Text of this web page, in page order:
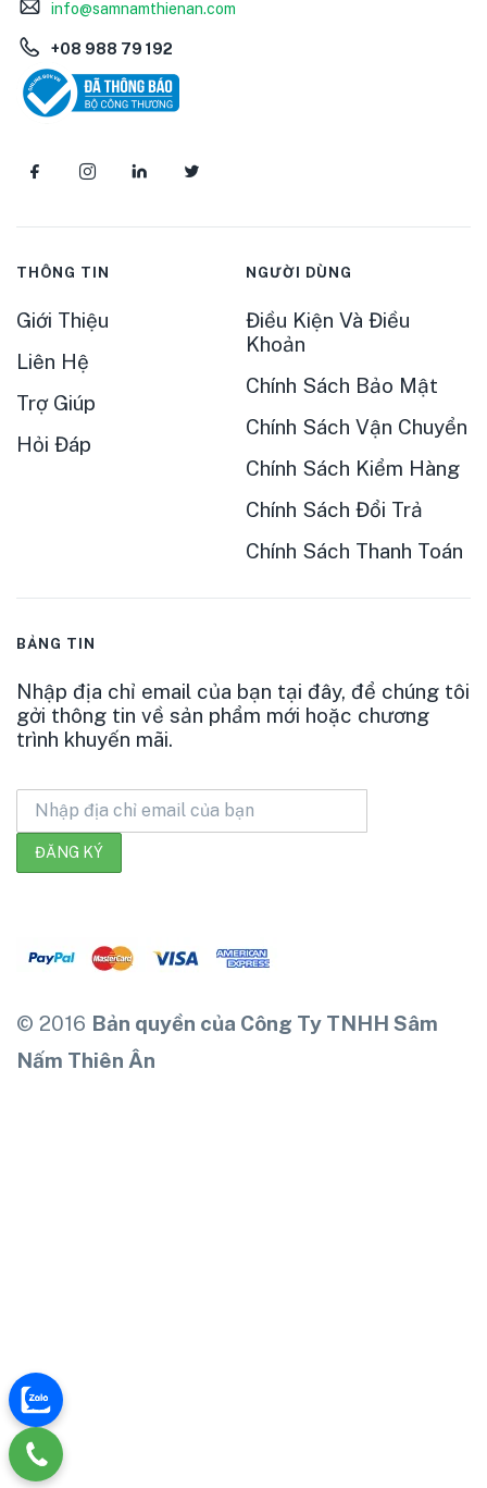
info@samnamthienan.com
+08 988 79 192
THÔNG TIN
Giới Thiệu
Liên Hệ
Trợ Giúp
Hỏi Đáp
NGƯỜI DÙNG
Điều Kiện Và Điều
Khoản
Chính Sách Bảo Mật
Chính Sách Vận Chuyển
Chính Sách Kiểm Hàng
Chính Sách Đổi Trả
Chính Sách Thanh Toán
BẢNG TIN
Nhập địa chỉ email của bạn tại đây, để chúng tôi
gởi thông tin về sản phẩm mới hoặc chương
trình khuyến mãi.
© 2016 Bản quyền của Công Ty TNHH Sâm
Nấm Thiên Ân